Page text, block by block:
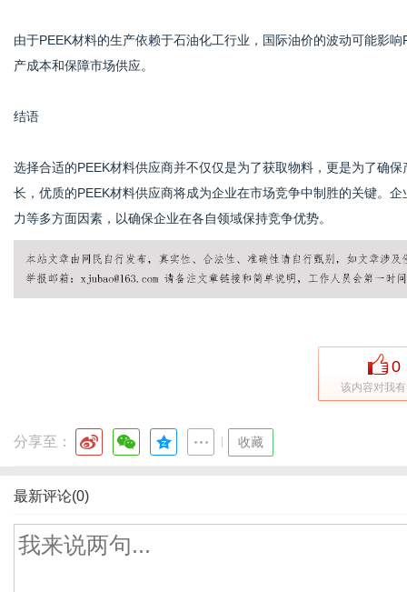
由于PEEK材料的生产依赖于石油化工行业，国际油价的波动可能影
产成本和保障市场供应。
结语
选择合适的PEEK材料供应商并不仅仅是为了获取物料，更是为了确
长，优质的PEEK材料供应商将成为企业在市场竞争中制胜的关键。
力等多方面因素，以确保企业在各自领域保持竞争优势。
0
该内容对我
分享至： 收藏
最新评论(0)